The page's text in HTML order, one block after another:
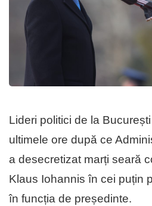
Lideri politici de la
ultimele ore după ce
a desecretizat marți seară
Klaus Iohannis în cei puțin
în funcția de președinte.